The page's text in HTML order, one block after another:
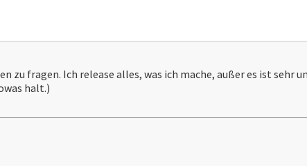
zu fragen. Ich release alles, was ich mache, außer es ist sehr
halt.)